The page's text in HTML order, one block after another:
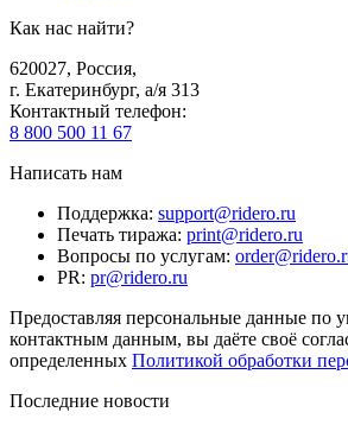
Как нас найти?
620027, Россия,
г. Екатеринбург, а/я 313
Контактный телефон:
8 800 500 11 67
Написать нам
Поддержка: support@ridero.ru
Печать тиража: print@ridero.ru
Вопросы по услугам:
PR: pr@ridero.ru
Предоставляя персональные данные по
контактным данным, вы даёте своё
определенных Политикой обработки
Последние новости